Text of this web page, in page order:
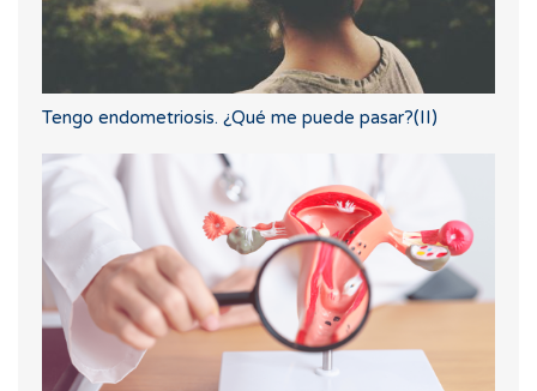
Tengo endometriosis. ¿Qué me puede pasar?(II)